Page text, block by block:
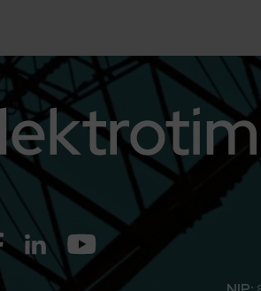
Przejdź do Facebook
Przejdź do LinkedinPrzejdź do Youtube